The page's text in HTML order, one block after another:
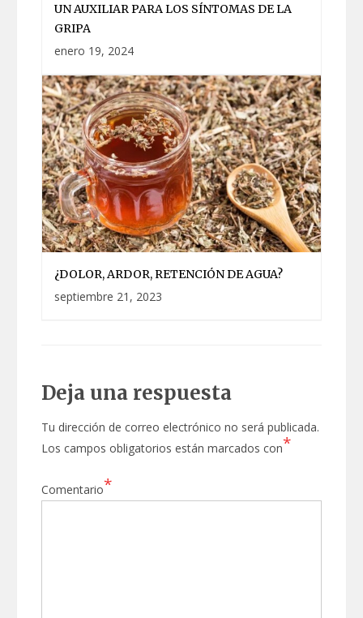
UN AUXILIAR PARA LOS SÍNTOMAS DE LA
GRIPA
enero 19, 2024
¿DOLOR, ARDOR, RETENCIÓN DE AGUA?
septiembre 21, 2023
Deja una respuesta
Tu dirección de correo electrónico no será publicada.
Los campos obligatorios están marcados con*
Comentario*